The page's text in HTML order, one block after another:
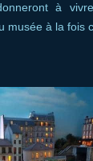
à
musée à la fois